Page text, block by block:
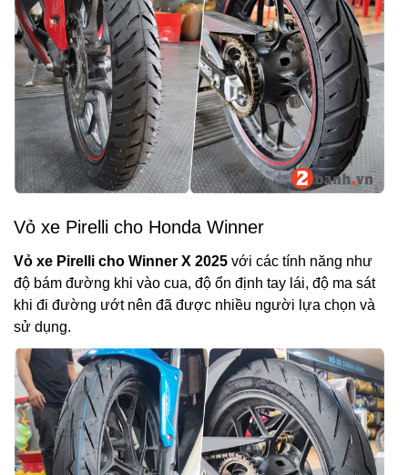
Vỏ xe Pirelli cho Honda Winner
Vỏ xe Pirelli cho Winner X 2025 với các tính năng như
độ bám đường khi vào cua, độ ổn định tay lái, độ ma sát
khi đi đường ướt nên đã được nhiều người lựa chọn và
sử dụng.